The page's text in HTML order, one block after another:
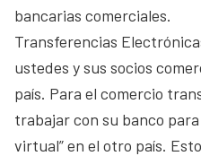
bancarias comerciales.
Transferencias
ustedes y sus socios
país. Para el comercio
trabajar con su banco
virtual” en el otro país.